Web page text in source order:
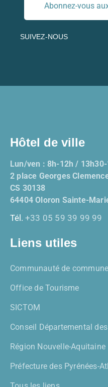
Abonnez-vous
SUIVEZ-NOUS
Hôtel de ville
Lun/ven : 8h-12h /
2 place Georges
CS 30138
64404 Oloron Sainte-
Tél. +33 05 59 39 99 99
Liens utiles
Communauté de
Office de Tourisme
SICTOM
Conseil Départemental
Région Nouvelle-Aquitaine
Préfecture des Pyrénées-